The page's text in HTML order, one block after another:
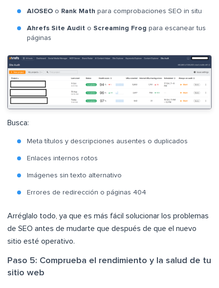
AIOSEO o Rank Math para comprobaciones SEO in situ
Ahrefs Site Audit o Screaming Frog para escanear tus
páginas
Busca:
Meta títulos y descripciones ausentes o duplicados
Enlaces internos rotos
Imágenes sin texto alternativo
Errores de redirección o páginas 404
Arréglalo todo, ya que es más fácil solucionar los problemas
de SEO antes de mudarte que después de que el nuevo
sitio esté operativo.
Paso 5: Comprueba el rendimiento y la salud de tu
sitio web